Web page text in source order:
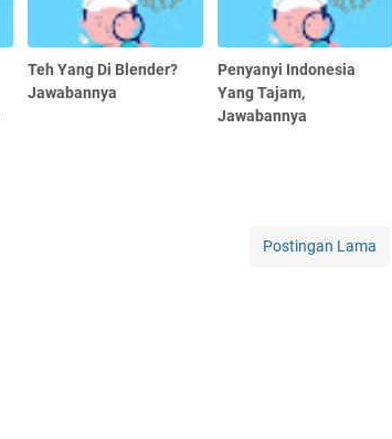
Teh Yang Di Blender?
Jawabannya
Penyanyi Indonesia
Yang Tajam,
Jawabannya
Postingan Lama